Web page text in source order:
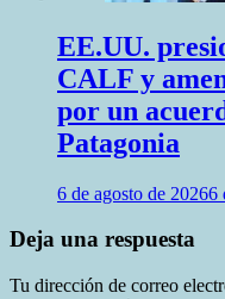
EE.UU.
CALF y
por un
Patagonia
6 de agosto de 20266
Deja una respuesta
Tu dirección de correo